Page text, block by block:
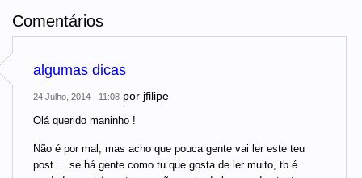
Comentários
algumas dicas
24 Julho, 2014 - 11:08 por jfilipe
Olá querido maninho !
Não é por mal, mas acho que pouca gente vai ler este teu
post ... se há gente como tu que gosta de ler muito, tb é